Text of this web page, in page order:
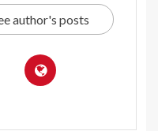
author's posts